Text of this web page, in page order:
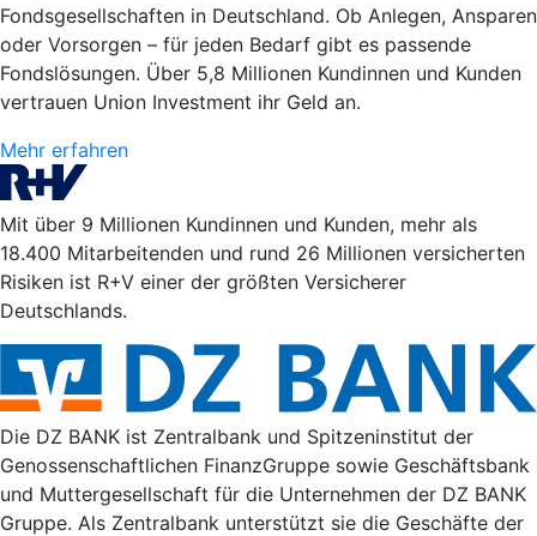
Fondsgesellschaften in Deutschland. Ob Anlegen, Ansparen
oder Vorsorgen – für jeden Bedarf gibt es passende
Fondslösungen. Über 5,8 Millionen Kundinnen und Kunden
vertrauen Union Investment ihr Geld an.
Mehr erfahren
Mit über 9 Millionen Kundinnen und Kunden, mehr als
18.400 Mitarbeitenden und rund 26 Millionen versicherten
Risiken ist R+V einer der größten Versicherer
Deutschlands.
Die DZ BANK ist Zentralbank und Spitzeninstitut der
Genossenschaftlichen FinanzGruppe sowie Geschäftsbank
und Muttergesellschaft für die Unternehmen der DZ BANK
Gruppe. Als Zentralbank unterstützt sie die Geschäfte der